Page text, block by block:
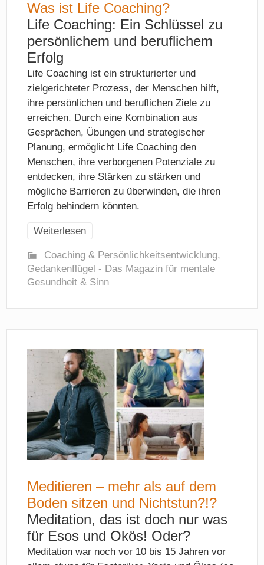
Was ist Life Coaching?
Life Coaching: Ein Schlüssel zu
persönlichem und beruflichem
Erfolg
Life Coaching ist ein strukturierter und
zielgerichteter Prozess, der Menschen hilft,
ihre persönlichen und beruflichen Ziele zu
erreichen. Durch eine Kombination aus
Gesprächen, Übungen und strategischer
Planung, ermöglicht Life Coaching den
Menschen, ihre verborgenen Potenziale zu
entdecken, ihre Stärken zu stärken und
mögliche Barrieren zu überwinden, die ihren
Erfolg behindern könnten.
Weiterlesen
Coaching & Persönlichkeitsentwicklung,
Gedankenflügel - Das Magazin für mentale
Gesundheit & Sinn
Meditieren – mehr als auf dem
Boden sitzen und Nichtstun?!?
Meditation, das ist doch nur was
für Esos und Okös! Oder?
Meditation war noch vor 10 bis 15 Jahren vor